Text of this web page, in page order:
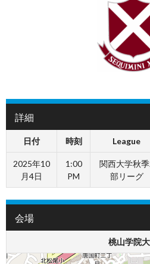
詳細
日付 時刻 League
2025年10
月4日
1:00
PM
関西大学秋
部リーグ
会場
桃山学院